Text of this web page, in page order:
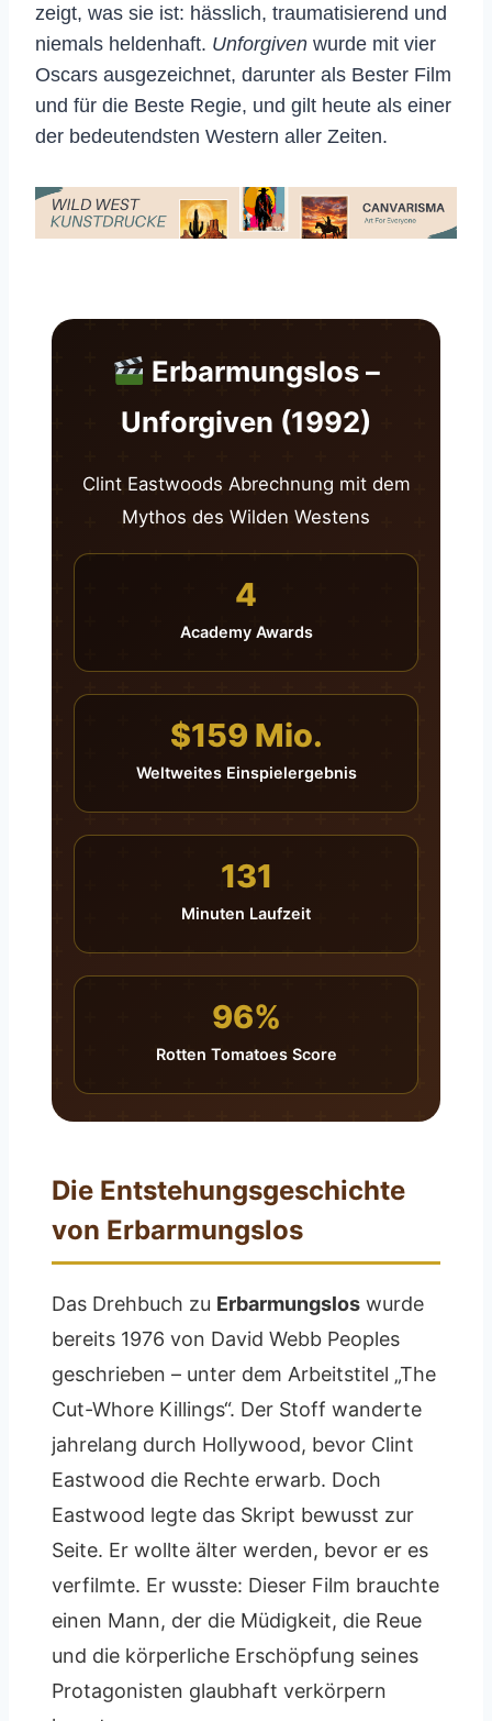
zeigt, was sie ist: hässlich, traumatisierend und
niemals heldenhaft. Unforgiven wurde mit vier
Oscars ausgezeichnet, darunter als Bester Film
und für die Beste Regie, und gilt heute als einer
der bedeutendsten Western aller Zeiten.
Erbarmungslos –
Unforgiven (1992)
Clint Eastwoods Abrechnung mit dem
Mythos des Wilden Westens
4
Academy Awards
$159 Mio.
Weltweites Einspielergebnis
131
Minuten Laufzeit
96%
Rotten Tomatoes Score
Die Entstehungsgeschichte
von Erbarmungslos
Das Drehbuch zu Erbarmungslos wurde
bereits 1976 von David Webb Peoples
geschrieben – unter dem Arbeitstitel „The
Cut-Whore Killings“. Der Stoff wanderte
jahrelang durch Hollywood, bevor Clint
Eastwood die Rechte erwarb. Doch
Eastwood legte das Skript bewusst zur
Seite. Er wollte älter werden, bevor er es
verfilmte. Er wusste: Dieser Film brauchte
einen Mann, der die Müdigkeit, die Reue
und die körperliche Erschöpfung seines
Protagonisten glaubhaft verkörpern